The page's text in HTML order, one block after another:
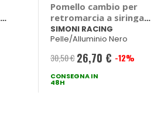
Pomello cambio per
retromarcia a siringa
Special College - SIMONI
RACING
SIMONI RACING
Pelle/Alluminio Nero
30,50 € Prezzo
speciale
26,70 € -12%
CONSEGNA IN
48H